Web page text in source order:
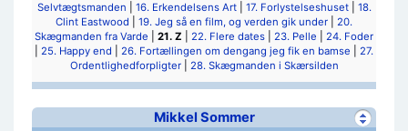
Selvtægtsmanden
16. Erkendelsens Art| 17. Forlystelseshuset| 18.
Clint Eastwood
19. Jeg så en film, og verden gik under
20.
Skægmanden fra Varde
21. Z 22. Flere dates 23. Pelle
24. Foder
25. Happy end 26. Fortællingen om dengang jeg fik en bamse
27.
Ordentlighedforpligter| 28. Skægmanden i Skærsilden
Mikkel Sommer